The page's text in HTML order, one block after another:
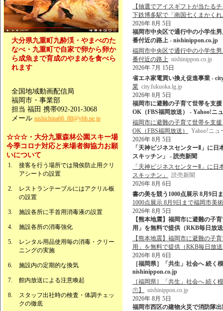
大分県九重町九酔渓・やまべのた
なべ・九重町で自家で卵から卵か
ら成魚まで育成のやまめを食べら
れます
全国地域動画配信局
福岡市・事業部
担当 福田 携帯092-201-3068
メール nishichina66_88@ybb.ne.jp
☆☆☆・大分九重森林公園スキー場
今季コロナ対応と来場者御協力お願
いについて
接客を行う場所では飛俟防止用クリ
アシートの設置
レストランテーブルにはアクリル板
の設置
施設各所に手首用消毒液の設置
施設各所の消毒強化
レンタル用品使用毎の消毒・クリー
ニングの実施
施設内の定期的な換気
館内放送による注意喚起
スタッフ出社時の検査・体調チェッ
クの徹底
【抽選でアイスギフトが当たる
下鉄博多駅で「南国七くまかく
2026年 8月 5日
福岡市中央区で通行中の小学生
番付近の路上 - nishinippon.co.jp
福岡市中央区で通行中の小学生
番付近の路上 nishinippon.co.jp
2026年 7月 15日
省エネ家電買い換え促進事業 -
業 city.fukuoka.lg.jp
2026年 8月 5日
福岡市に避難の子育て世帯を支
OK（FBS福岡放送） - Yahoo!ニ
福岡市に避難の子育て世帯を支
OK（FBS福岡放送）
Yahoo!ニュ
2026年 8月 5日
「天神ビジネスセンターⅡ」に
スキッチン」 - 読売新聞
「天神ビジネスセンターⅡ」に
スキッチン」
読売新聞
2026年 8月 6日
書の美を競う1000点展示 8月9日
1000点展示 8月9日まで福岡市美
2026年 8月 5日
【熊本地震】福岡市に避難の子
用」を無料で提供（RKB毎日放
【熊本地震】福岡市に避難の子
用」を無料で提供（RKB毎日放
2026年 8月 6日
［福岡県］「共生」社会へ 続く
nishinippon.co.jp
［福岡県］「共生」社会へ 続く
㊦】
nishinippon.co.jp
2026年 8月 5日
福岡市西区の建物火災で消防隊